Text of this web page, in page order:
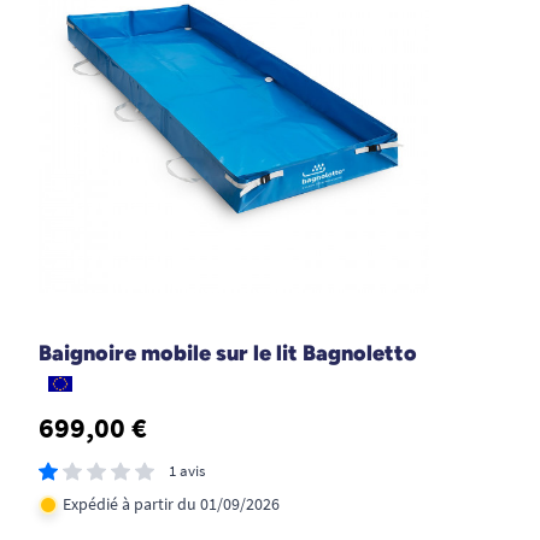
inconforts
La peau des personnes âgées ou dépendantes
est particulièrement vulnérable : plus fine, plus
sèche, sujette aux démangeaisons, elle nécessite
une attention spécifique pour préserver douceur,
souplesse et intégrité.
Spécificités dermatologiques :
Testée sous contrôle dermatologique,
sensibles.
Texture légère et onctueuse, facile à étaler
1
Baignoire mobile sur le lit Bagnoletto
699,00 €
1 avis
Expédié à partir du 01/09/2026